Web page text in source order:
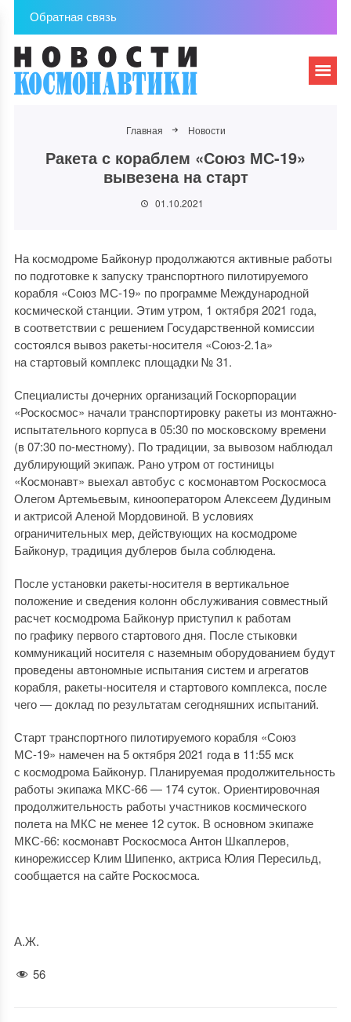
Обратная связь
Главная Новости
Ракета с кораблем «Союз МС-19»
вывезена на старт
01.10.2021
На космодроме Байконур продолжаются активные работы
по подготовке к запуску транспортного пилотируемого
корабля «Союз МС-19» по программе Международной
космической станции. Этим утром, 1 октября 2021 года,
в соответствии с решением Государственной комиссии
состоялся вывоз ракеты-носителя «Союз-2.1а»
на стартовый комплекс площадки № 31.
Специалисты дочерних организаций Госкорпорации
«Роскосмос» начали транспортировку ракеты из монтажно-
испытательного корпуса в 05:30 по московскому времени
(в 07:30 по-местному). По традиции, за вывозом наблюдал
дублирующий экипаж. Рано утром от гостиницы
«Космонавт» выехал автобус с космонавтом Роскосмоса
Олегом Артемьевым, кинооператором Алексеем Дудиным
и актрисой Аленой Мордовиной. В условиях
ограничительных мер, действующих на космодроме
Байконур, традиция дублеров была соблюдена.
После установки ракеты-носителя в вертикальное
положение и сведения колонн обслуживания совместный
расчет космодрома Байконур приступил к работам
по графику первого стартового дня. После стыковки
коммуникаций носителя с наземным оборудованием будут
проведены автономные испытания систем и агрегатов
корабля, ракеты-носителя и стартового комплекса, после
чего — доклад по результатам сегодняшних испытаний.
Старт транспортного пилотируемого корабля «Союз
МС-19» намечен на 5 октября 2021 года в 11:55 мск
с космодрома Байконур. Планируемая продолжительность
работы экипажа МКС-66 — 174 суток. Ориентировочная
продолжительность работы участников космического
полета на МКС не менее 12 суток. В основном экипаже
МКС-66: космонавт Роскосмоса Антон Шкаплеров,
кинорежиссер Клим Шипенко, актриса Юлия Пересильд,
сообщается на сайте Роскосмоса.
А.Ж.
56